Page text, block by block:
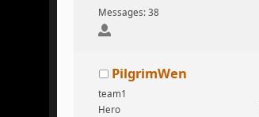
Messages: 38
PilgrimWen
team1
Hero